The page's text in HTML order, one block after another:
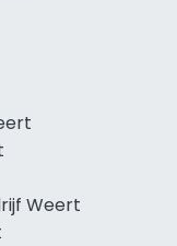
Weert